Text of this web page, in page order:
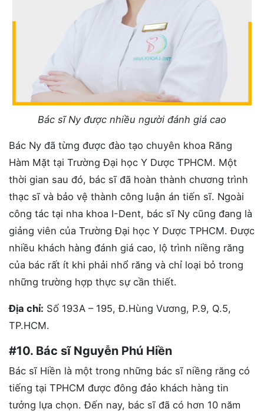
Bác sĩ Ny được nhiều người đánh giá cao
Bác Ny đã từng được đào tạo chuyên khoa Răng
Hàm Mặt tại Trường Đại học Y Dược TPHCM. Một
thời gian sau đó, bác sĩ đã hoàn thành chương trình
thạc sĩ và bảo vệ thành công luận án tiến sĩ. Ngoài
công tác tại nha khoa I-Dent, bác sĩ Ny cũng đang là
giảng viên của Trường Đại học Y Dược TPHCM. Được
nhiều khách hàng đánh giá cao, lộ trình niềng răng
của bác rất ít khi phải nhổ răng và chỉ loại bỏ trong
những trường hợp thực sự cần thiết.
Địa chỉ: Số 193A – 195, Đ.Hùng Vương, P.9, Q.5,
TP.HCM.
#10. Bác sĩ Nguyễn Phú Hiền
Bác sĩ Hiền là một trong những bác sĩ niềng răng có
tiếng tại TPHCM được đông đảo khách hàng tin
tưởng lựa chọn. Đến nay, bác sĩ đã có hơn 10 năm